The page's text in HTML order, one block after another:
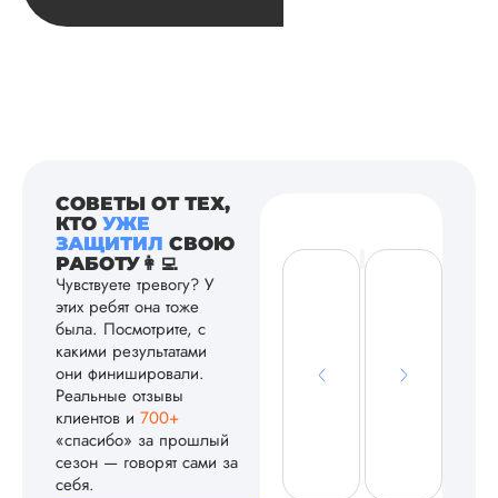
СОВЕТЫ ОТ ТЕХ,
КТО УЖЕ
ЗАЩИТИЛ СВОЮ
РАБОТУ👩‍💻
Чувствуете тревогу? У
этих ребят она тоже
была. Посмотрите, с
какими результатами
они финишировали.
Реальные отзывы
клиентов и 700+
«спасибо» за прошлый
сезон — говорят сами за
себя.